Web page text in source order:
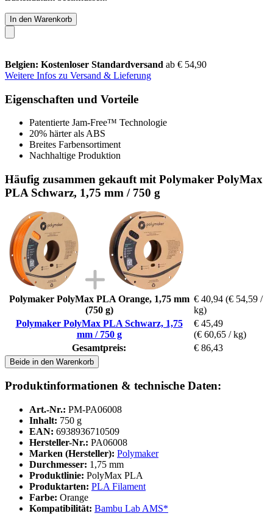
In den Warenkorb
Belgien: Kostenloser Standardversand ab € 54,90
Weitere Infos zu Versand & Lieferung
Eigenschaften und Vorteile
Patentierte Jam-Free™ Technologie
20% härter als ABS
Breites Farbensortiment
Nachhaltige Produktion
Häufig zusammen gekauft mit Polymaker PolyMax
PLA Schwarz, 1,75 mm / 750 g
Polymaker PolyMax PLA Orange, 1,75 mm
(750 g)
€ 40,94 (€ 54,59 /
kg)
Polymaker PolyMax PLA Schwarz, 1,75
mm / 750 g
€ 45,49
(€ 60,65 / kg)
Gesamtpreis:
€ 86,43
Beide in den Warenkorb
Produktinformationen & technische Daten:
Art.-Nr.: PM-PA06008
Inhalt: 750 g
EAN: 6938936710509
Hersteller-Nr.: PA06008
Marken (Hersteller): Polymaker
Durchmesser: 1,75 mm
Produktlinie: PolyMax PLA
Produktarten: PLA Filament
Farbe: Orange
Kompatibilität: Bambu Lab AMS*